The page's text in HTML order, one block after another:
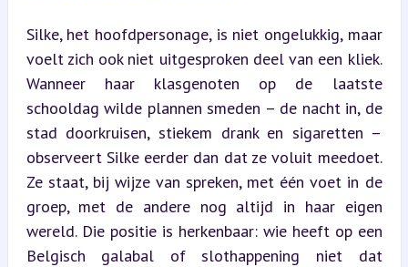
Silke, het hoofdpersonage, is niet ongelukkig, maar
voelt zich ook niet uitgesproken deel van een kliek.
Wanneer haar klasgenoten op de laatste
schooldag wilde plannen smeden – de nacht in, de
stad doorkruisen, stiekem drank en sigaretten –
observeert Silke eerder dan dat ze voluit meedoet.
Ze staat, bij wijze van spreken, met één voet in de
groep, met de andere nog altijd in haar eigen
wereld. Die positie is herkenbaar: wie heeft op een
Belgisch galabal of slothappening niet dat